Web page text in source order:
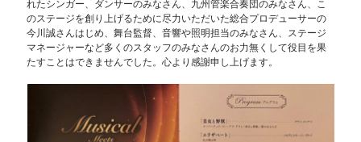
れたシンガー、ダンサーのみなさん、九州管楽合奏団のみなさん、こ
のステージを創り上げるために尽力いただいた総合プロデューサーの
今川誠さんはじめ、舞台監督、音響や照明担当のみなさん、ステージ
マネージャーなど多くのスタッフのみなさんのお力無くして役目を果
たすことはできませんでした。心より感謝申し上げます。